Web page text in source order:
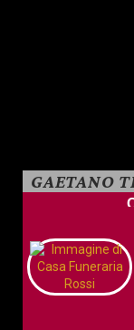
GAETANO